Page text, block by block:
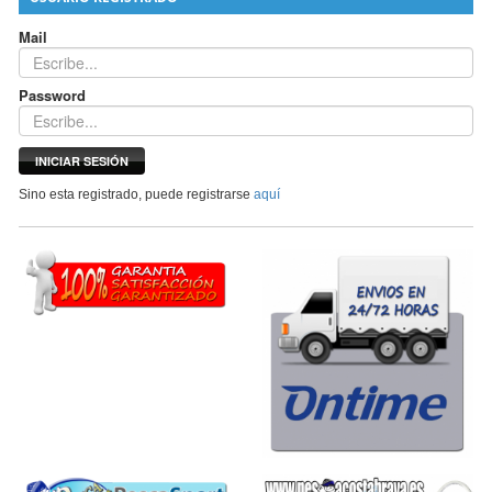
Mail
Password
INICIAR SESIÓN
Sino esta registrado, puede registrarse aquí